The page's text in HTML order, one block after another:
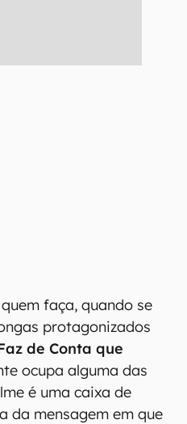
faça, quando se
protagonizados
de Conta que
ocupa alguma das
é uma caixa de
da mensagem em que